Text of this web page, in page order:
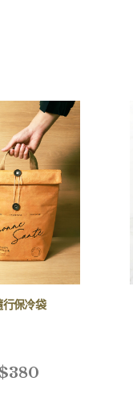
行保冷袋